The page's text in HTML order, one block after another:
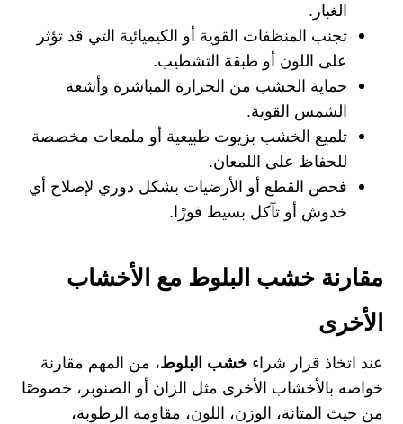
الغبار.
تجنب المنظفات القوية أو الكيميائية التي قد تؤثر
على اللون أو طبقة التشطيب.
حماية الخشب من الحرارة المباشرة وأشعة
الشمس القوية.
تلميع الخشب بزيوت طبيعية أو ملمعات مخصصة
للحفاظ على اللمعان.
فحص القطع أو الأرضيات بشكل دوري لإصلاح أي
خدوش أو تآكل بسيط فورًا.
مقارنة خشب البلوط مع الأخشاب
الأخرى
عند اتخاذ قرار شراءخشب البلوط، من المهم مقارنة
خواصه بالأخشاب الأخرى مثل الزان أو الصنوبر، خصوصًا
من حيث المتانة، الوزن، اللون، مقاومة الرطوبة،